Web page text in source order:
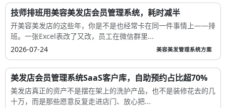
技师排班用美容美发店会员管理系统，耗时减半
开美容美发店的这些年，你是不是也经常卡在同一件事情上——排
班。一张Excel表改了又改，员工在微信群里...
2026-07-24
美容美发管理系统方案
美发店会员管理系统SaaS客户库，自助预约占比超70%
美发店真正的资产不是摆在架上的洗护产品，也不是装修花去的几
十万，而是那些愿意反复走进店门、放心把...